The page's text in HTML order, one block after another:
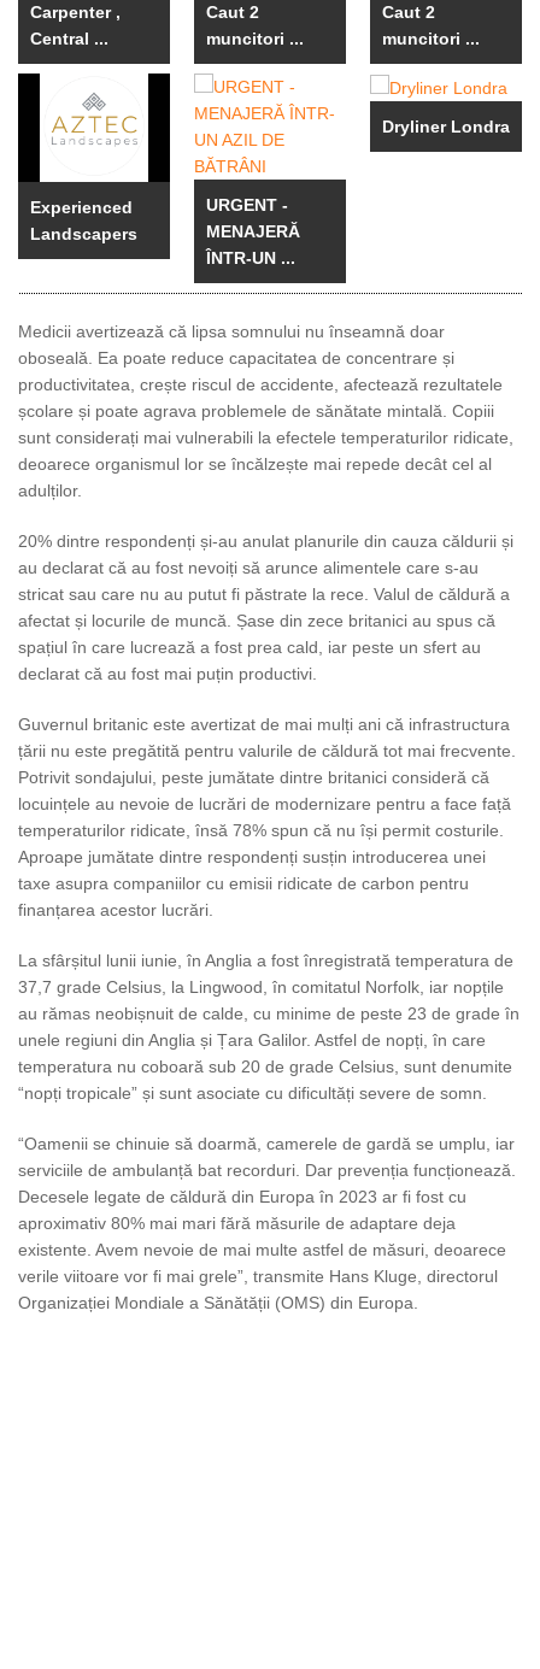
Carpenter ,
Central ...
Experienced
Landscapers
Caut 2
muncitori ...
URGENT -
MENAJERĂ
ÎNTR-UN ...
Caut 2
muncitori ...
Dryliner Londra
Medicii avertizează că lipsa somnului nu înseamnă doar
oboseală. Ea poate reduce capacitatea de concentrare și
productivitatea, crește riscul de accidente, afectează rezultatele
școlare și poate agrava problemele de sănătate mintală. Copiii
sunt considerați mai vulnerabili la efectele temperaturilor ridicate,
deoarece organismul lor se încălzește mai repede decât cel al
adulților.
20% dintre respondenți și-au anulat planurile din cauza căldurii și
au declarat că au fost nevoiți să arunce alimentele care s-au
stricat sau care nu au putut fi păstrate la rece. Valul de căldură a
afectat și locurile de muncă. Șase din zece britanici au spus că
spațiul în care lucrează a fost prea cald, iar peste un sfert au
declarat că au fost mai puțin productivi.
Guvernul britanic este avertizat de mai mulți ani că infrastructura
țării nu este pregătită pentru valurile de căldură tot mai frecvente.
Potrivit sondajului, peste jumătate dintre britanici consideră că
locuințele au nevoie de lucrări de modernizare pentru a face față
temperaturilor ridicate, însă 78% spun că nu își permit costurile.
Aproape jumătate dintre respondenți susțin introducerea unei
taxe asupra companiilor cu emisii ridicate de carbon pentru
finanțarea acestor lucrări.
La sfârșitul lunii iunie, în Anglia a fost înregistrată temperatura de
37,7 grade Celsius, la Lingwood, în comitatul Norfolk, iar nopțile
au rămas neobișnuit de calde, cu minime de peste 23 de grade în
unele regiuni din Anglia și Țara Galilor. Astfel de nopți, în care
temperatura nu coboară sub 20 de grade Celsius, sunt denumite
“nopți tropicale” și sunt asociate cu dificultăți severe de somn.
“Oamenii se chinuie să doarmă, camerele de gardă se umplu, iar
serviciile de ambulanță bat recorduri. Dar prevenția funcționează.
Decesele legate de căldură din Europa în 2023 ar fi fost cu
aproximativ 80% mai mari fără măsurile de adaptare deja
existente. Avem nevoie de mai multe astfel de măsuri, deoarece
verile viitoare vor fi mai grele”, transmite Hans Kluge, directorul
Organizației Mondiale a Sănătății (OMS) din Europa.